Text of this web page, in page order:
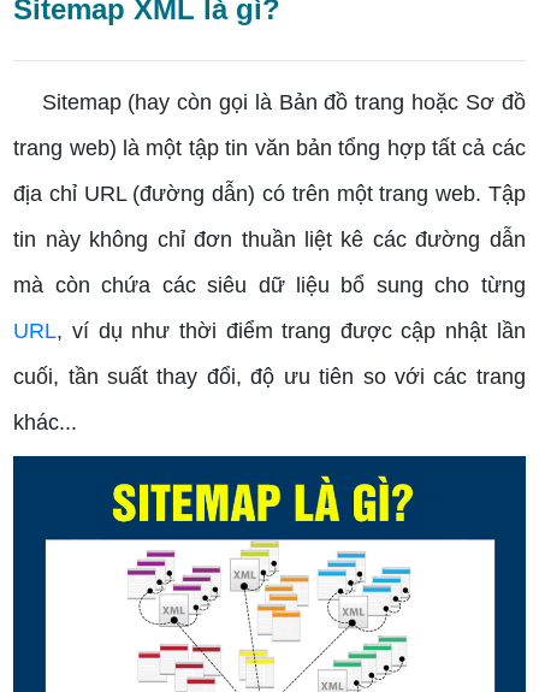
Sitemap XML là gì?
Sitemap (hay còn gọi là Bản đồ trang hoặc Sơ đồ
trang web) là một tập tin văn bản tổng hợp tất cả các
địa chỉ URL (đường dẫn) có trên một trang web. Tập
tin này không chỉ đơn thuần liệt kê các đường dẫn
mà còn chứa các siêu dữ liệu bổ sung cho từng
URL, ví dụ như thời điểm trang được cập nhật lần
cuối, tần suất thay đổi, độ ưu tiên so với các trang
khác...